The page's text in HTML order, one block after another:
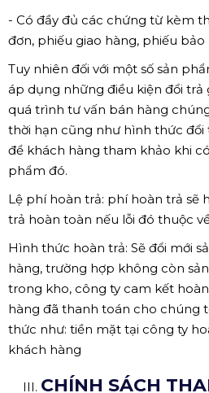
- Có đầy đủ các chứng từ kèm
đơn, phiếu giao hàng, phiếu bảo
Tuy nhiên đối với một số sản
áp dụng những điều kiện đổi
quá trình tư vấn bán hàng
thời hạn cũng như hình thức
để khách hàng tham khảo khi
phẩm đó.
Lệ phí hoàn trả: phí hoàn trả sẽ
trả hoàn toàn nếu lỗi đó thuộc
Hình thức hoàn trả: Sẽ đổi mới
hàng, trường hợp không còn
trong kho, công ty cam kết
hàng đã thanh toán cho chúng
thức như: tiền mặt tại công ty
khách hàng
CHÍNH SÁCH